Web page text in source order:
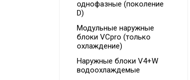
однофазные (поколение
D)
Модульные наружные
блоки VCpro (только
охлаждение)
Наружные блоки V4+W
водоохлаждемые